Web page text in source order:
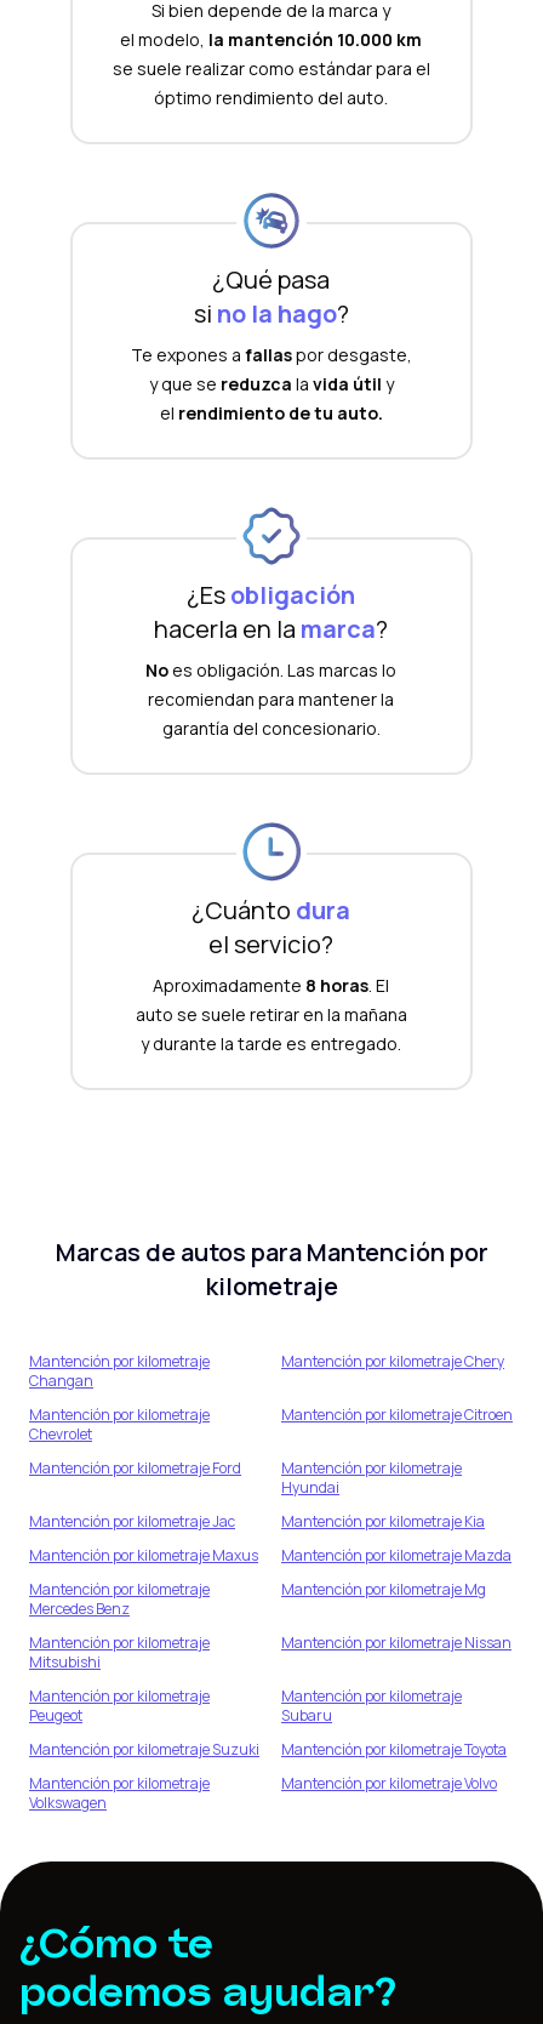
Si bien depende de la marca y
el modelo, la mantención 10.000 km
se suele realizar como estándar para el
óptimo rendimiento del auto.
¿Qué pasa
si no la hago?
Te expones a fallaspor desgaste,
y que se reduzca la vida útil y
el rendimiento de tu auto.
¿Esobligación
hacerla en la marca?
Noes obligación. Las marcas lo
recomiendan para mantener la
garantía del concesionario.
¿Cuánto dura
el servicio?
Aproximadamente 8 horas. El
auto se suele retirar en la mañana
y durante la tarde es entregado.
Marcas de autos paraMantención por
kilometraje
Mantención por kilometraje
Changan
Mantención por kilometrajeChery
Mantención por kilometraje
Chevrolet
Mantención por kilometrajeCitroen
Mantención por kilometrajeFord
Mantención por kilometraje
Hyundai
Mantención por kilometrajeJac Mantención por kilometrajeKia
Mantención por kilometrajeMaxus Mantención por kilometrajeMazda
Mantención por kilometraje
Mercedes Benz
Mantención por kilometrajeMg
Mantención por kilometraje
Mitsubishi
Mantención por kilometrajeNissan
Mantención por kilometraje
Peugeot
Mantención por kilometraje
Subaru
Mantención por kilometrajeSuzuki Mantención por kilometrajeToyota
Mantención por kilometraje
Volkswagen
Mantención por kilometrajeVolvo
¿Cómo te
podemos ayudar?